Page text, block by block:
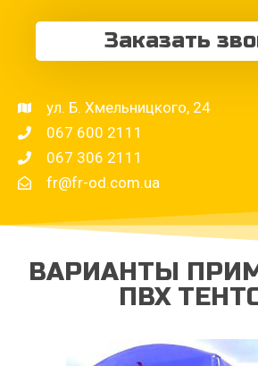
Заказать
ул. Б. Хмельницкого, 24
067 600 2111
067 306 2111
fr@fr-od.com.ua
ВАРИАНТЫ
ПВХ